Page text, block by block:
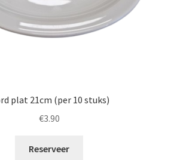
plat 21cm (per 10 stuks)
€3.90
Reserveer